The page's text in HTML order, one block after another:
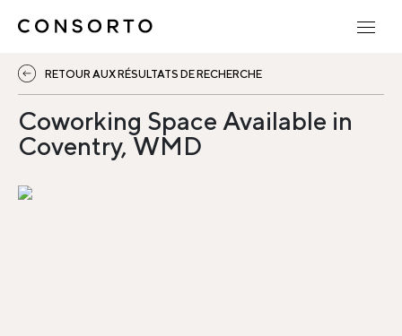
RETOUR AUX RÉSULTATS DE RECHERCHE
Coworking Space Available in
Coventry, WMD